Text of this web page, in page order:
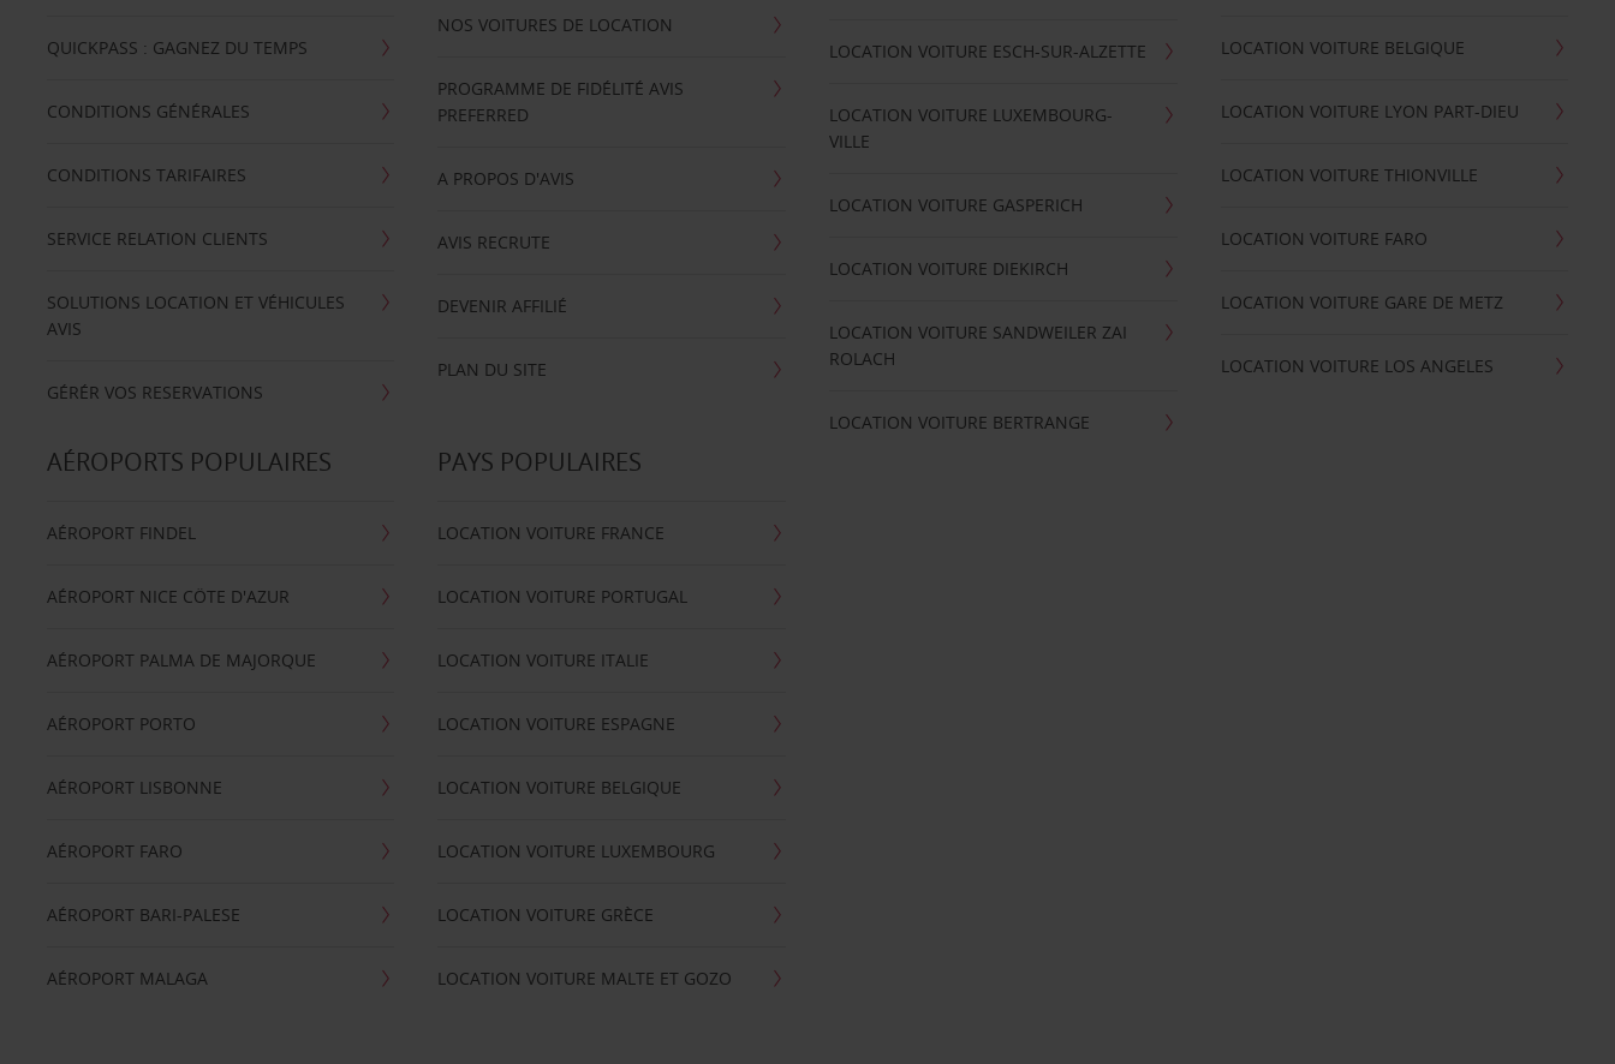
QUICKPASS : GAGNEZ DU TEMPS
CONDITIONS GÉNÉRALES
CONDITIONS TARIFAIRES
SERVICE RELATION CLIENTS
SOLUTIONS LOCATION ET VÉHICULES
AVIS
GÉRÉR VOS RESERVATIONS
NOS VOITURES DE LOCATION
PROGRAMME DE FIDÉLITÉ AVIS
PREFERRED
A PROPOS D'AVIS
AVIS RECRUTE
DEVENIR AFFILIÉ
PLAN DU SITE
LOCATION VOITURE ESCH-SUR-ALZETTE
LOCATION VOITURE LUXEMBOURG-
VILLE
LOCATION VOITURE GASPERICH
LOCATION VOITURE DIEKIRCH
LOCATION VOITURE SANDWEILER ZAI
ROLACH
LOCATION VOITURE BERTRANGE
LOCATION VOITURE BELGIQUE
LOCATION VOITURE LYON PART-DIEU
LOCATION VOITURE THIONVILLE
LOCATION VOITURE FARO
LOCATION VOITURE GARE DE METZ
LOCATION VOITURE LOS ANGELES
AÉROPORTS POPULAIRES
AÉROPORT FINDEL
AÉROPORT NICE CÖTE D'AZUR
AÉROPORT PALMA DE MAJORQUE
AÉROPORT PORTO
AÉROPORT LISBONNE
AÉROPORT FARO
AÉROPORT BARI-PALESE
AÉROPORT MALAGA
PAYS POPULAIRES
LOCATION VOITURE FRANCE
LOCATION VOITURE PORTUGAL
LOCATION VOITURE ITALIE
LOCATION VOITURE ESPAGNE
LOCATION VOITURE BELGIQUE
LOCATION VOITURE LUXEMBOURG
LOCATION VOITURE GRÈCE
LOCATION VOITURE MALTE ET GOZO